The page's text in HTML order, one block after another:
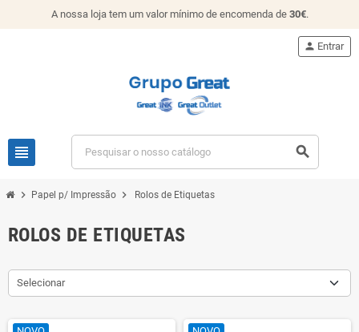
A nossa loja tem um valor mínimo de encomenda de 30€.
view_headline search
person Entrar
chevron_right Papel p/ Impressão chevron_right Rolos de Etiquetas
ROLOS DE ETIQUETAS
Selecionar